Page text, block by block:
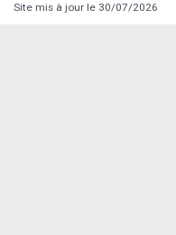
Site mis à jour le 30/07/2026